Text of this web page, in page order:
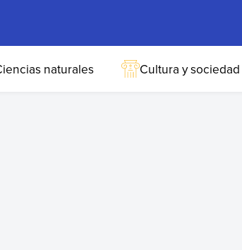
naturales Cultura y sociedad